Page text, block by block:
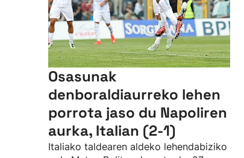
Osasunak
denboraldiaurreko lehen
porrota jaso du Napoliren
aurka, Italian (2-1)
Italiako taldearen aldeko lehendabiziko